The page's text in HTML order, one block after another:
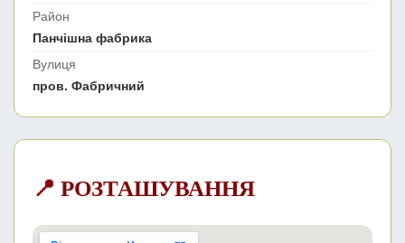
Район
Панчішна фабрика
Вулиця
пров. Фабричний
📍 РОЗТАШУВАННЯ